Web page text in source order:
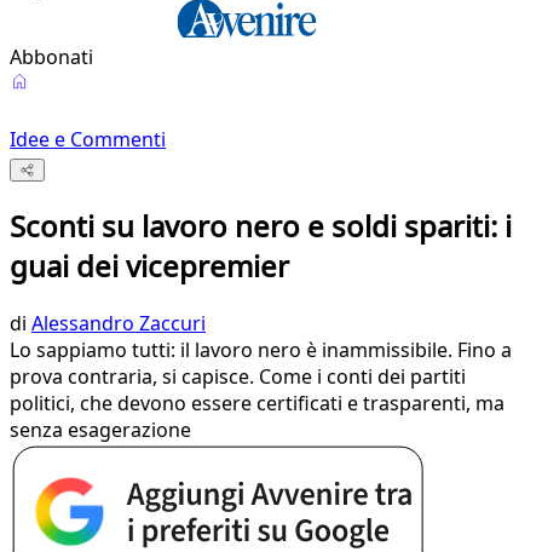
Abbonati
Idee e Commenti
Sconti su lavoro nero e soldi spariti: i
guai dei vicepremier
di Alessandro Zaccuri
Lo sappiamo tutti: il lavoro nero è inammissibile. Fino a
prova contraria, si capisce. Come i conti dei partiti
politici, che devono essere certificati e trasparenti, ma
senza esagerazione